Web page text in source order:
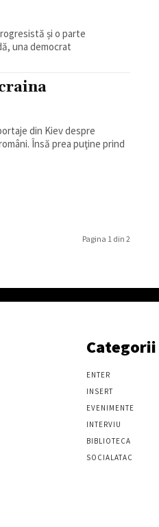
și o parte
una democrat
Însă prea puţine prind
Pagina 1 din 2
Categorii
ENTER
INSERT
EVENIMENTE
INTERVIU
BIBLIOTECA
SOCIALATAC